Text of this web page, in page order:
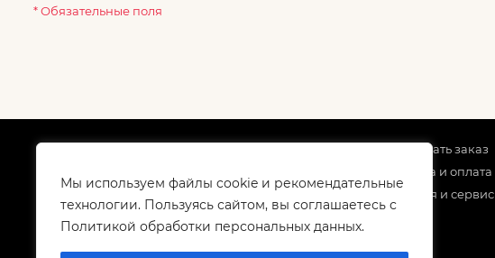
Мы используем файлы cookie и рекомендательные
технологии. Пользуясь сайтом, вы соглашаетесь с
Политикой обработки персональных данных.
* Обязательные поля
Корпоративным клиентам
Контакты
Как сделать заказ
Доставка и оплата
Гарантия и сервис